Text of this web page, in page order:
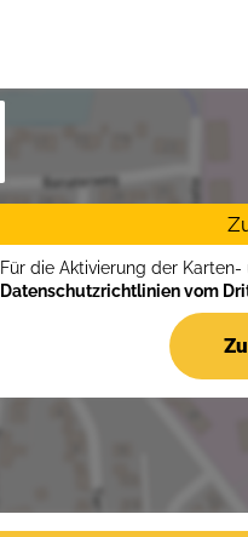
Für die Aktivierung der
Datenschutzrichtlinien vom